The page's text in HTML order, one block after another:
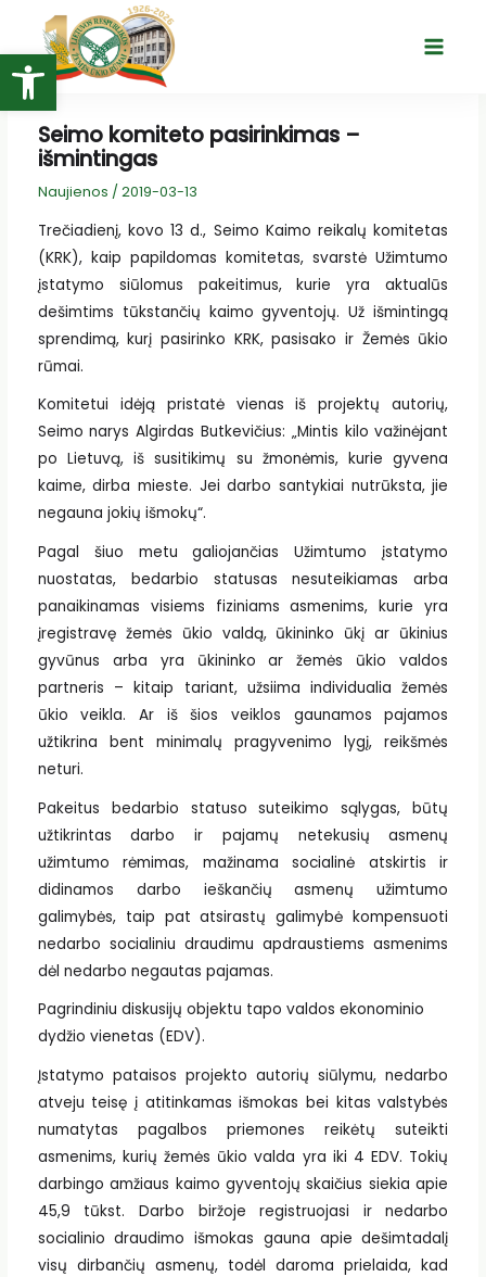
Open toolbar
turinio
Main
Seimo komiteto pasirinkimas –
išmintingas
Naujienos / 2019-03-13
Trečiadienį, kovo 13 d., Seimo Kaimo reikalų komitetas
(KRK), kaip papildomas komitetas, svarstė Užimtumo
įstatymo siūlomus pakeitimus, kurie yra aktualūs
dešimtims tūkstančių kaimo gyventojų. Už išmintingą
sprendimą, kurį pasirinko KRK, pasisako ir Žemės ūkio
rūmai.
Komitetui idėją pristatė vienas iš projektų autorių,
Seimo narys Algirdas Butkevičius: „Mintis kilo važinėjant
po Lietuvą, iš susitikimų su žmonėmis, kurie gyvena
kaime, dirba mieste. Jei darbo santykiai nutrūksta, jie
negauna jokių išmokų“.
Pagal šiuo metu galiojančias Užimtumo įstatymo
nuostatas, bedarbio statusas nesuteikiamas arba
panaikinamas visiems fiziniams asmenims, kurie yra
įregistravę žemės ūkio valdą, ūkininko ūkį ar ūkinius
gyvūnus arba yra ūkininko ar žemės ūkio valdos
partneris – kitaip tariant, užsiima individualia žemės
ūkio veikla. Ar iš šios veiklos gaunamos pajamos
užtikrina bent minimalų pragyvenimo lygį, reikšmės
neturi.
Pakeitus bedarbio statuso suteikimo sąlygas, būtų
užtikrintas darbo ir pajamų netekusių asmenų
užimtumo rėmimas, mažinama socialinė atskirtis ir
didinamos darbo ieškančių asmenų užimtumo
galimybės, taip pat atsirastų galimybė kompensuoti
nedarbo socialiniu draudimu apdraustiems asmenims
dėl nedarbo negautas pajamas.
Pagrindiniu diskusijų objektu tapo valdos ekonominio
dydžio vienetas (EDV).
Įstatymo pataisos projekto autorių siūlymu, nedarbo
atveju teisę į atitinkamas išmokas bei kitas valstybės
numatytas pagalbos priemones reikėtų suteikti
asmenims, kurių žemės ūkio valda yra iki 4 EDV. Tokių
darbingo amžiaus kaimo gyventojų skaičius siekia apie
45,9 tūkst. Darbo biržoje registruojasi ir nedarbo
socialinio draudimo išmokas gauna apie dešimtadalį
visų dirbančių asmenų, todėl daroma prielaida, kad